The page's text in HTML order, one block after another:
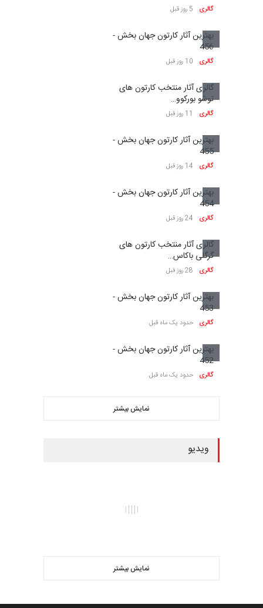
گالری 5 روز قبل
بهترین آثار کارتون جهان بخش -
456
گالری 10 روز قبل
گالری آثار منتخب کارتون های
توشو بورکوو…
گالری 11 روز قبل
بهترین آثار کارتون جهان بخش -
455
گالری 14 روز قبل
بهترین آثار کارتون جهان بخش -
454
گالری 24 روز قبل
گالری آثار منتخب کارتون های
گرگلی باکاس…
گالری 28 روز قبل
بهترین آثار کارتون جهان بخش -
453
گالری حدود یک ماه قبل
بهترین آثار کارتون جهان بخش -
452
گالری حدود یک ماه قبل
نمایش بیشتر
ویدیو
نمایش بیشتر